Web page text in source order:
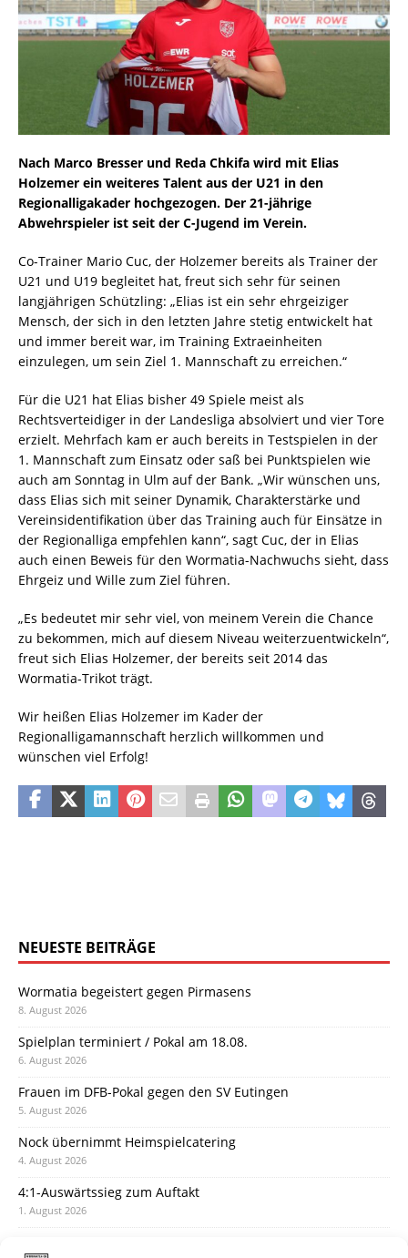
Nach Marco Bresser und Reda Chkifa wird mit Elias
Holzemer ein weiteres Talent aus der U21 in den
Regionalligakader hochgezogen. Der 21-jährige
Abwehrspieler ist seit der C-Jugend im Verein.
Co-Trainer Mario Cuc, der Holzemer bereits als Trainer der
U21 und U19 begleitet hat, freut sich sehr für seinen
langjährigen Schützling: „Elias ist ein sehr ehrgeiziger
Mensch, der sich in den letzten Jahre stetig entwickelt hat
und immer bereit war, im Training Extraeinheiten
einzulegen, um sein Ziel 1. Mannschaft zu erreichen.“
Für die U21 hat Elias bisher 49 Spiele meist als
Rechtsverteidiger in der Landesliga absolviert und vier Tore
erzielt. Mehrfach kam er auch bereits in Testspielen in der
1. Mannschaft zum Einsatz oder saß bei Punktspielen wie
auch am Sonntag in Ulm auf der Bank. „Wir wünschen uns,
dass Elias sich mit seiner Dynamik, Charakterstärke und
Vereinsidentifikation über das Training auch für Einsätze in
der Regionalliga empfehlen kann“, sagt Cuc, der in Elias
auch einen Beweis für den Wormatia-Nachwuchs sieht, dass
Ehrgeiz und Wille zum Ziel führen.
„Es bedeutet mir sehr viel, von meinem Verein die Chance
zu bekommen, mich auf diesem Niveau weiterzuentwickeln“,
freut sich Elias Holzemer, der bereits seit 2014 das
Wormatia-Trikot trägt.
Wir heißen Elias Holzemer im Kader der
Regionalligamannschaft herzlich willkommen und
wünschen viel Erfolg!
NEUESTE BEITRÄGE
Wormatia begeistert gegen Pirmasens
8. August 2026
Spielplan terminiert / Pokal am 18.08.
6. August 2026
Frauen im DFB-Pokal gegen den SV Eutingen
5. August 2026
Nock übernimmt Heimspielcatering
4. August 2026
4:1-Auswärtssieg zum Auftakt
1. August 2026